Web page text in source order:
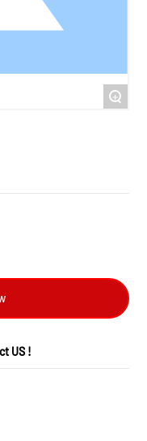
+
US !